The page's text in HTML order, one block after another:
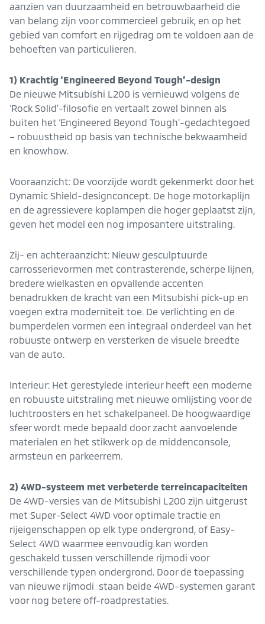
aanzien van duurzaamheid en betrouwbaarheid die
van belang zijn voor commercieel gebruik, en op het
gebied van comfort en rijgedrag om te voldoen aan de
behoeften van particulieren.
1) Krachtig ‘Engineered Beyond Tough’-design
De nieuwe Mitsubishi L200 is vernieuwd volgens de
‘Rock Solid’-filosofie en vertaalt zowel binnen als
buiten het ‘Engineered Beyond Tough’-gedachtegoed
– robuustheid op basis van technische bekwaamheid
en knowhow.
Vooraanzicht: De voorzijde wordt gekenmerkt door het
Dynamic Shield-designconcept. De hoge motorkaplijn
en de agressievere koplampen die hoger geplaatst zijn,
geven het model een nog imposantere uitstraling.
Zij- en achteraanzicht: Nieuw gesculptuurde
carrosserievormen met contrasterende, scherpe lijnen,
bredere wielkasten en opvallende accenten
benadrukken de kracht van een Mitsubishi pick-up en
voegen extra moderniteit toe. De verlichting en de
bumperdelen vormen een integraal onderdeel van het
robuuste ontwerp en versterken de visuele breedte
van de auto.
Interieur: Het gerestylede interieur heeft een moderne
en robuuste uitstraling met nieuwe omlijsting voor de
luchtroosters en het schakelpaneel. De hoogwaardige
sfeer wordt mede bepaald door zacht aanvoelende
materialen en het stikwerk op de middenconsole,
armsteun en parkeerrem.
2) 4WD-systeem met verbeterde terreincapaciteiten
De 4WD-versies van de Mitsubishi L200 zijn uitgerust
met Super-Select 4WD voor optimale tractie en
rijeigenschappen op elk type ondergrond, of Easy-
Select 4WD waarmee eenvoudig kan worden
geschakeld tussen verschillende rijmodi voor
verschillende typen ondergrond. Door de toepassing
van nieuwe rijmodi staan beide 4WD-systemen garant
voor nog betere off-roadprestaties.